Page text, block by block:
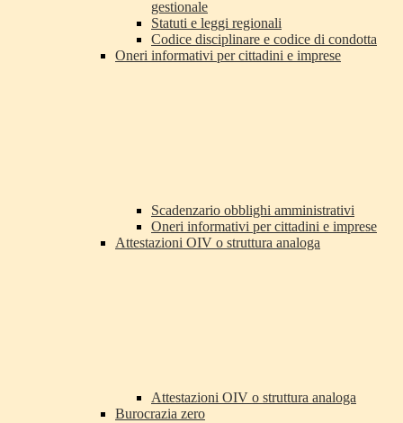
gestionale
Statuti e leggi regionali
Codice disciplinare e codice di condotta
Oneri informativi per cittadini e imprese
Scadenzario obblighi amministrativi
Oneri informativi per cittadini e imprese
Attestazioni OIV o struttura analoga
Attestazioni OIV o struttura analoga
Burocrazia zero